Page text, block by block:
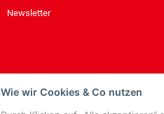
Newsletter
Wie wir Cookies & Co nutzen